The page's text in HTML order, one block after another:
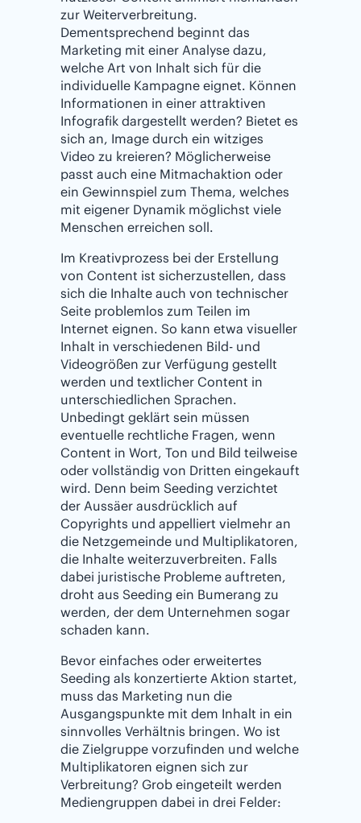
zur Weiterverbreitung.
Dementsprechend beginnt das
Marketing mit einer Analyse dazu,
welche Art von Inhalt sich für die
individuelle Kampagne eignet. Können
Informationen in einer attraktiven
Infografik dargestellt werden? Bietet es
sich an, Image durch ein witziges
Video zu kreieren? Möglicherweise
passt auch eine Mitmachaktion oder
ein Gewinnspiel zum Thema, welches
mit eigener Dynamik möglichst viele
Menschen erreichen soll.
Im Kreativprozess bei der Erstellung
von Content ist sicherzustellen, dass
sich die Inhalte auch von technischer
Seite problemlos zum Teilen im
Internet eignen. So kann etwa visueller
Inhalt in verschiedenen Bild- und
Videogrößen zur Verfügung gestellt
werden und textlicher Content in
unterschiedlichen Sprachen.
Unbedingt geklärt sein müssen
eventuelle rechtliche Fragen, wenn
Content in Wort, Ton und Bild teilweise
oder vollständig von Dritten eingekauft
wird. Denn beim Seeding verzichtet
der Aussäer ausdrücklich auf
Copyrights und appelliert vielmehr an
die Netzgemeinde und Multiplikatoren,
die Inhalte weiterzuverbreiten. Falls
dabei juristische Probleme auftreten,
droht aus Seeding ein Bumerang zu
werden, der dem Unternehmen sogar
schaden kann.
Bevor einfaches oder erweitertes
Seeding als konzertierte Aktion startet,
muss das Marketing nun die
Ausgangspunkte mit dem Inhalt in ein
sinnvolles Verhältnis bringen. Wo ist
die Zielgruppe vorzufinden und welche
Multiplikatoren eignen sich zur
Verbreitung? Grob eingeteilt werden
Mediengruppen dabei in drei Felder: